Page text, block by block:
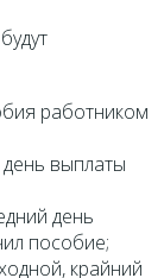
работником
выплаты
день
пособие;
крайний